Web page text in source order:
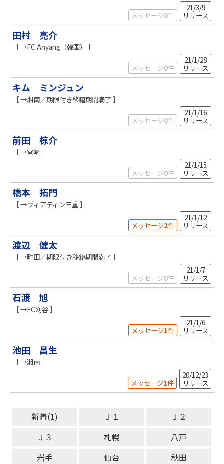
メッセージ0件
21/3/9
リリース
田村 亮介
［ →FC Anyang（韓国） ］
メッセージ0件
21/1/28
リリース
キム ミンジュン
［ →湘南／期限付き移籍期間満了 ］
メッセージ0件
21/1/16
リリース
前田 椋介
［ →宮崎 ］
メッセージ0件
21/1/15
リリース
橋本 拓門
［ →ヴィアティン三重 ］
メッセージ2件
21/1/12
リリース
渡辺 健太
［ →町田／期限付き移籍期間満了 ］
メッセージ0件
21/1/7
リリース
石渡 旭
［ →FC刈谷 ］
メッセージ1件
21/1/6
リリース
池田 昌生
［ →湘南 ］
メッセージ1件
20/12/23
リリース
新着(1) Ｊ１
Ｊ２
Ｊ３
札幌
八戸
岩手
仙台
秋田